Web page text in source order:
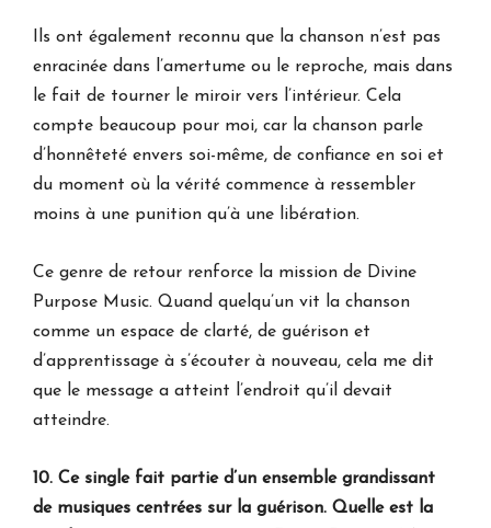
Ils ont également reconnu que la chanson n’est pas
enracinée dans l’amertume ou le reproche, mais dans
le fait de tourner le miroir vers l’intérieur. Cela
compte beaucoup pour moi, car la chanson parle
d’honnêteté envers soi-même, de confiance en soi et
du moment où la vérité commence à ressembler
moins à une punition qu’à une libération.
Ce genre de retour renforce la mission de Divine
Purpose Music. Quand quelqu’un vit la chanson
comme un espace de clarté, de guérison et
d’apprentissage à s’écouter à nouveau, cela me dit
que le message a atteint l’endroit qu’il devait
atteindre.
10. Ce single fait partie d’un ensemble grandissant
de musiques centrées sur la guérison. Quelle est la